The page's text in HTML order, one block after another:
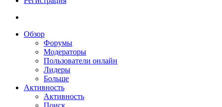
Обзор
Форумы
Модераторы
Пользователи онлайн
Лидеры
Больше
Активность
Активность
Поиск